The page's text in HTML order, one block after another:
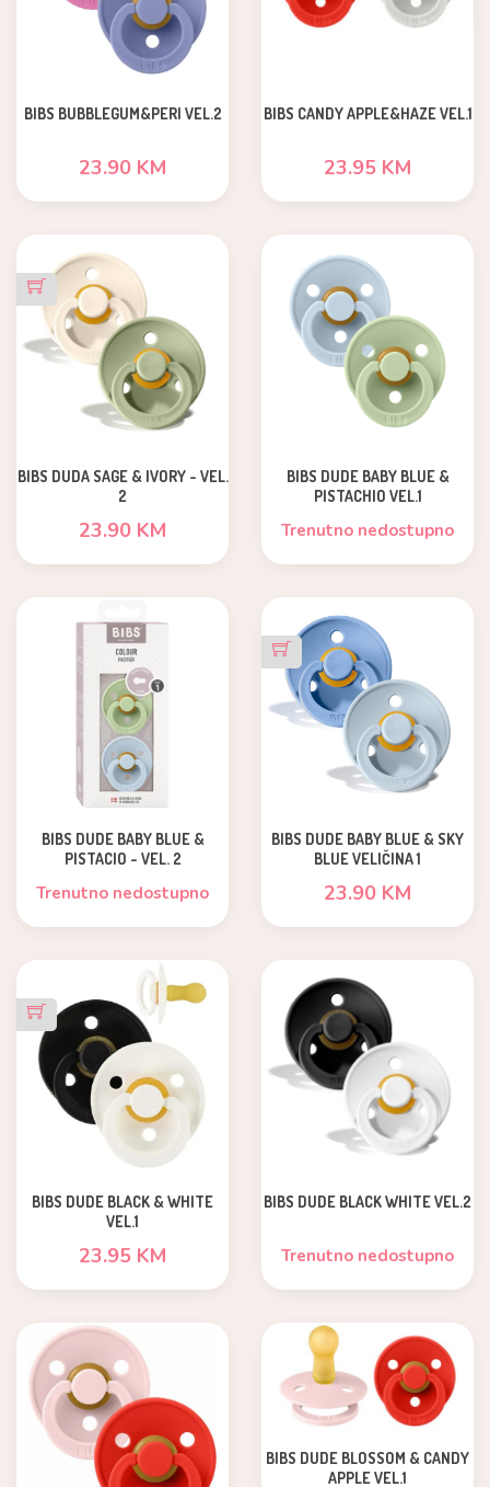
BIBS BUBBLEGUM&PERI VEL.2
23.90 KM
BIBS CANDY APPLE&HAZE VEL.1
23.95 KM
BIBS DUDA SAGE & IVORY - VEL.
2
23.90 KM
BIBS DUDE BABY BLUE &
PISTACHIO VEL.1
Trenutno nedostupno
BIBS DUDE BABY BLUE &
PISTACIO - VEL. 2
Trenutno nedostupno
BIBS DUDE BABY BLUE & SKY
BLUE VELIČINA 1
23.90 KM
BIBS DUDE BLACK & WHITE
VEL.1
23.95 KM
BIBS DUDE BLACK WHITE VEL.2
Trenutno nedostupno
BIBS DUDE BLOSSOM & CANDY
APPLE VEL.1